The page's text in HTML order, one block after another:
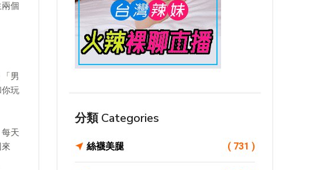
個
男
玩
天
分類 Categories
絲襪美腿 ( 731 )